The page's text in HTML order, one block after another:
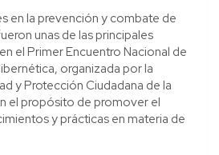
en la prevención y combate de
unas de las principales
el Primer Encuentro Nacional de
organizada por la
y Protección Ciudadana de la
el propósito de promover el
y prácticas en materia de